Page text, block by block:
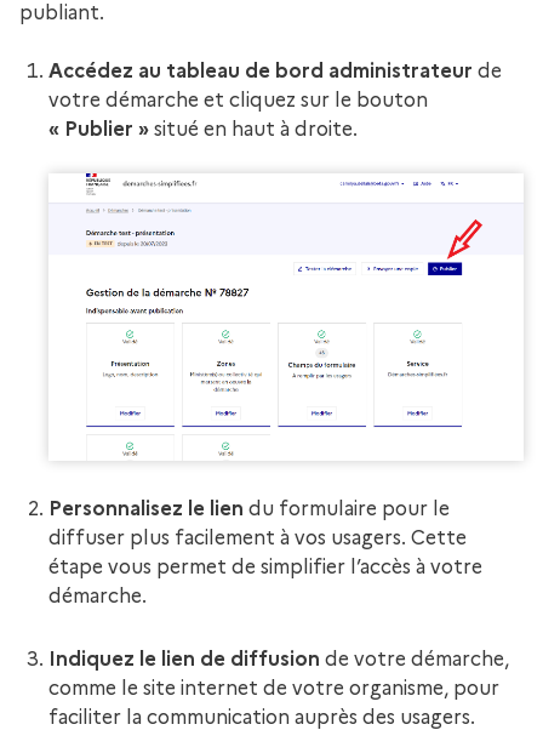
publiant.
Accédez au tableau de bord administrateur de
votre démarche et cliquez sur le bouton
« Publier » situé en haut à droite.
Personnalisez le lien du formulaire pour le
diffuser plus facilement à vos usagers. Cette
étape vous permet de simplifier l’accès à votre
démarche.
Indiquez le lien de diffusion de votre démarche,
comme le site internet de votre organisme, pour
faciliter la communication auprès des usagers.